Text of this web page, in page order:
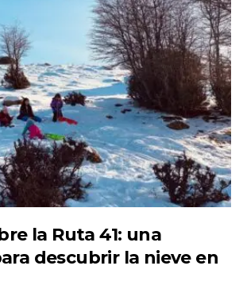
la Ruta 41: una
descubrir la nieve en